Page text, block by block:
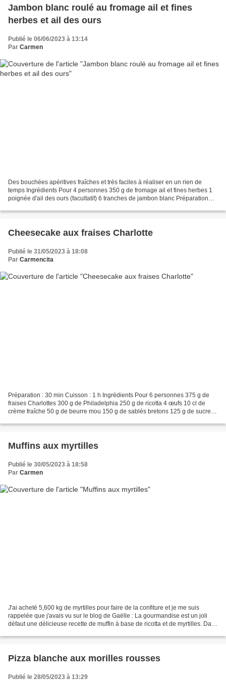
Jambon blanc roulé au fromage ail et fines
herbes et ail des ours
Publié le 06/06/2023 à 13:14
Par Carmen
Des bouchées apéritives fraîches et très faciles à réaliser en un rien de
temps Ingrédients Pour 4 personnes 350 g de fromage ail et fines herbes 1
poignée d'ail des ours (facultatif) 6 tranches de jambon blanc Préparation
Cheesecake aux fraises Charlotte
Publié le 31/05/2023 à 18:08
Par Carmencita
Préparation : 30 min Cuisson : 1 h Ingrédients Pour 6 personnes 375 g de
fraises Charlottes 300 g de Philadelphia 250 g de ricotta 4 œufs 10 cl de
crème fraîche 50 g de beurre mou 150 g de sablés bretons 125 g de sucre
Muffins aux myrtilles
Publié le 30/05/2023 à 18:58
Par Carmen
J'ai acheté 5,600 kg de myrtilles pour faire de la confiture et je me suis
rappelée que j'avais vu sur le blog de Gaëlle : La gourmandise est un joli
défaut une délicieuse recette de muffin à base de ricotta et de myrtilles. Dans
Pizza blanche aux morilles rousses
Publié le 28/05/2023 à 13:29